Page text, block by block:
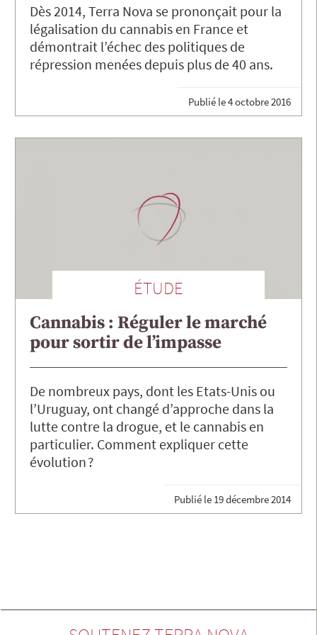
Dès 2014, Terra Nova se prononçait pour la
légalisation du cannabis en France et
démontrait l’échec des politiques de
répression menées depuis plus de 40 ans.
Publié le4 octobre 2016
ÉTUDE
Cannabis : Réguler le marché
pour sortir de l’impasse
De nombreux pays, dont les Etats-Unis ou
l’Uruguay, ont changé d’approche dans la
lutte contre la drogue, et le cannabis en
particulier. Comment expliquer cette
évolution ?
Publié le 19 décembre 2014